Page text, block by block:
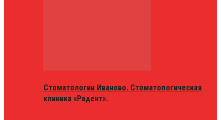
Стоматологии Иваново. Стоматологическая
клиника «Радент».